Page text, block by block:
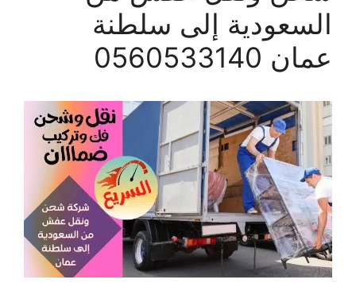
السعودية إلى سلطنة
عمان 0560533140